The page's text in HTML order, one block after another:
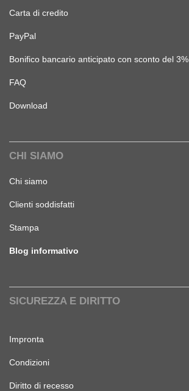
Carta di credito
PayPal
Bonifico bancario anticipato con sconto del 3%
FAQ
Download
CHI SIAMO
Chi siamo
Clienti soddisfatti
Stampa
Blog informativo
SICUREZZA E DIRITTO
Impronta
Condizioni
Diritto di recesso